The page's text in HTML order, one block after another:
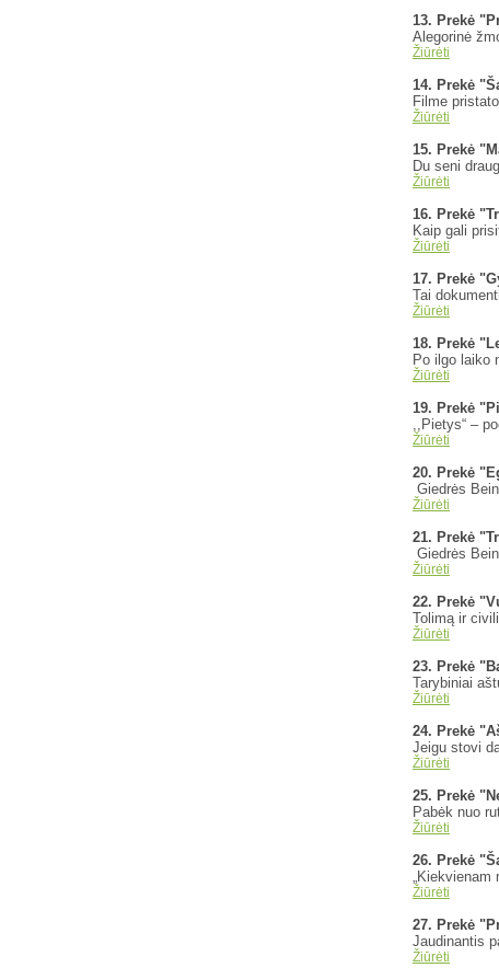
13. Prekė
Alegorinė
Žiūrėti
14. Prekė
Filme
Žiūrėti
15. Prekė
Du seni
Žiūrėti
16. Prekė
Kaip gali
Žiūrėti
17. Prekė
Tai
Žiūrėti
18. Prekė
Po ilgo laiko
Žiūrėti
19. Prekė
,,Pietys“ –
Žiūrėti
20. Prekė
Giedrės
Žiūrėti
21. Prekė
Giedrės
Žiūrėti
22. Prekė
Tolimą ir
Žiūrėti
23. Prekė
Tarybiniai
Žiūrėti
24. Prekė
Jeigu stovi
Žiūrėti
25. Prekė
Pabėk nuo
Žiūrėti
26. Prekė
„Kiekvienam
Žiūrėti
27. Prekė
Jaudinantis
Žiūrėti